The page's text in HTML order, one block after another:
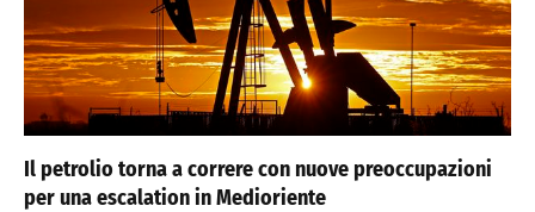
Il petrolio torna a correre con nuove preoccupazioni
per una escalation in Medioriente